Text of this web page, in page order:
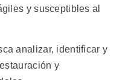
y susceptibles al
analizar, identificar y
y